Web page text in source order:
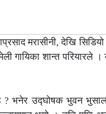
मरासीनी, देखि
गायिका शान्त
? भनेर उद्घोषक भुवन